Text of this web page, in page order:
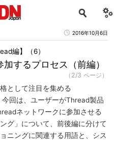
2016年10月6日
するプロセス（前編）
編】（6）
（2/3 ページ）
として注目を集める
今回は、ユーザーがThread製品
ネットワークに参加させる
グ」について、前後編に分けて
ニングに関連する用語と、シス